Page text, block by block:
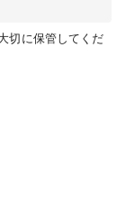
切に保管してくだ